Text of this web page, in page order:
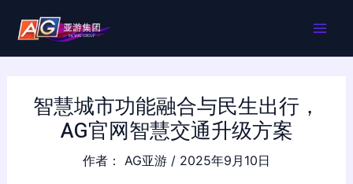
智慧城市功能融合与民生出行，
AG官网智慧交通升级方案
作者： AG亚游 / 2025年9月10日